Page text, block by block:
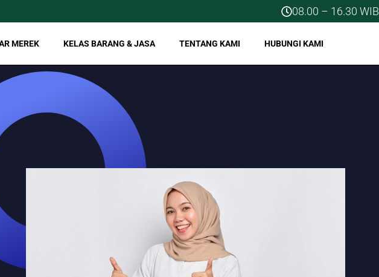
08.00 – 16.30 WIB
MEREK KELAS BARANG & JASA TENTANG KAMI HUBUNGI KAMI